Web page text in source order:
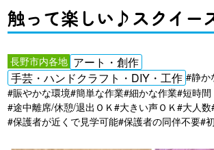
触って楽しい♪スクイー
長野市内各地 アート・創作
手芸・ハンドクラフト・DIY・工作 #静か
#賑やかな環境#簡単な作業#細かな作業#短時間
#途中離席/休憩/退出ＯＫ#大きい声ＯＫ#大人数
#保護者が近くで見学可能#保護者の同伴不要#